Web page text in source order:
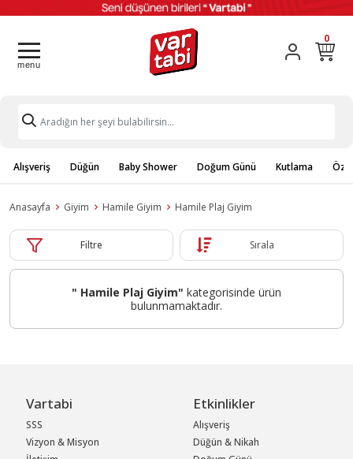
0
Alışveriş Düğün Baby Shower Doğum Günü Kutlama
Anasayfa Giyim Hamile Giyim Hamile Plaj Giyim
Filtre Sırala
" Hamile Plaj Giyim" kategorisinde ürün
bulunmamaktadır.
Vartabi
SSS
Vizyon & Misyon
Etkinlikler
Alışveriş
Düğün & Nikah